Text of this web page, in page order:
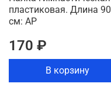
пластиковая. Длина 90
см: АР
170 ₽
В корзину